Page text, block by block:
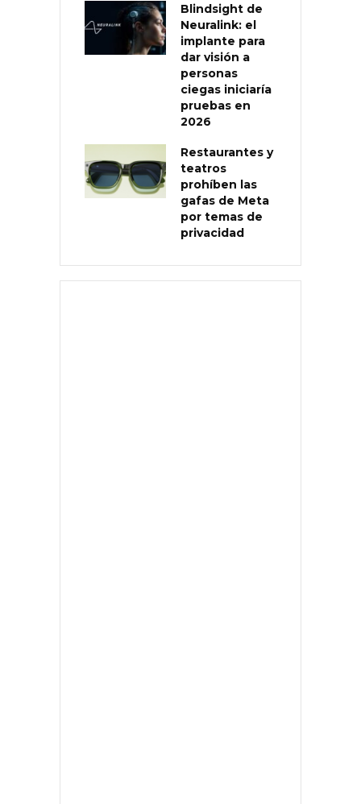
Blindsight de
Neuralink: el
implante para
dar visión a
personas
ciegas iniciaría
pruebas en
2026
Restaurantes y
teatros
prohíben las
gafas de Meta
por temas de
privacidad